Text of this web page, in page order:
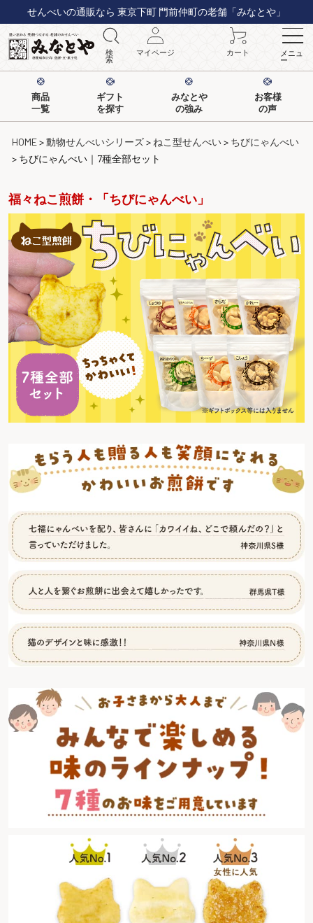
せんべいの通販なら 東京下町 門前仲町の老舗「みなとや」
検
索
マイページ カート メニュ
ー
商品
一覧
ギフト
を探す
みなとや
の強み
お客様
の声
HOME 動物せんべいシリーズ ねこ型せんべい
ちびにゃんべい
ちびにゃんべい｜7種全部セット
福々ねこ煎餅・「ちびにゃんべい」